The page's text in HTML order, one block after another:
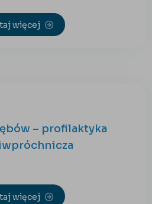
więcej
– profilaktyka
więcej